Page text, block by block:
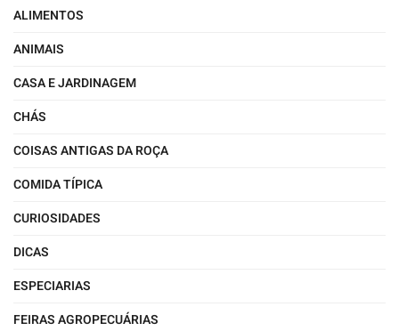
ALIMENTOS
ANIMAIS
CASA E JARDINAGEM
CHÁS
COISAS ANTIGAS DA ROÇA
COMIDA TÍPICA
CURIOSIDADES
DICAS
ESPECIARIAS
FEIRAS AGROPECUÁRIAS